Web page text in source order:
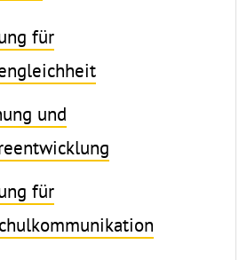
für
und
für